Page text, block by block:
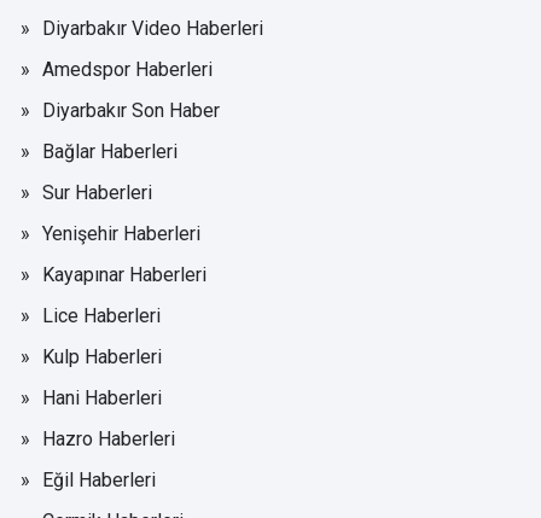
Diyarbakır Video Haberleri
Amedspor Haberleri
Diyarbakır Son Haber
Bağlar Haberleri
Sur Haberleri
Yenişehir Haberleri
Kayapınar Haberleri
Lice Haberleri
Kulp Haberleri
Hani Haberleri
Hazro Haberleri
Eğil Haberleri